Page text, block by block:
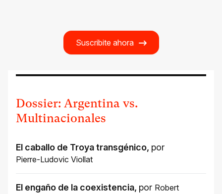
Suscribite ahora
Dossier: Argentina vs.
Multinacionales
El caballo de Troya transgénico, por
Pierre-Ludovic Viollat
El engaño de la coexistencia, por Robert